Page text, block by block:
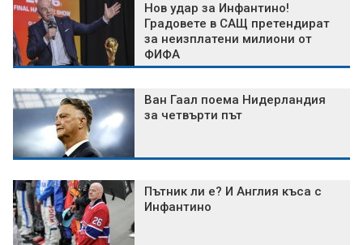
Нов удар за Инфантино!
Градовете в САЩ претендират
за неизплатени милиони от
ФИФА
Ван Гаал поема Нидерландия
за четвърти път
Пътник ли е? И Англия къса с
Инфантино